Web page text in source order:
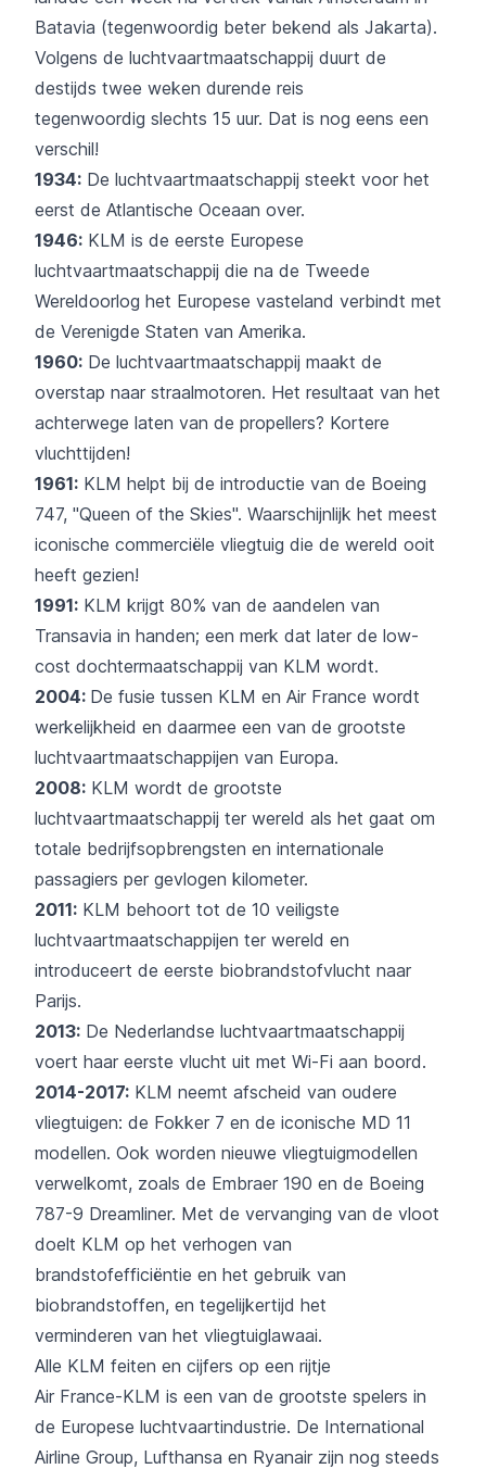
Batavia (tegenwoordig beter bekend als Jakarta).
Volgens de luchtvaartmaatschappij duurt de
destijds twee weken durende reis
tegenwoordig slechts 15 uur. Dat is nog eens een
verschil!
1934: De luchtvaartmaatschappij steekt voor het
eerst de Atlantische Oceaan over.
1946: KLM is de eerste Europese
luchtvaartmaatschappij die na de Tweede
Wereldoorlog het Europese vasteland verbindt met
de Verenigde Staten van Amerika.
1960: De luchtvaartmaatschappij maakt de
overstap naar straalmotoren. Het resultaat van het
achterwege laten van de propellers? Kortere
vluchttijden!
1961: KLM helpt bij de introductie van de Boeing
747, "Queen of the Skies". Waarschijnlijk het meest
iconische commerciële vliegtuig die de wereld ooit
heeft gezien!
1991: KLM krijgt 80% van de aandelen van
Transavia in handen; een merk dat later de low-
cost dochtermaatschappij van KLM wordt.
2004: De fusie tussen KLM en Air France wordt
werkelijkheid en daarmee een van de grootste
luchtvaartmaatschappijen van Europa.
2008: KLM wordt de grootste
luchtvaartmaatschappij ter wereld als het gaat om
totale bedrijfsopbrengsten en internationale
passagiers per gevlogen kilometer.
2011: KLM behoort tot de 10 veiligste
luchtvaartmaatschappijen ter wereld en
introduceert de eerste biobrandstofvlucht naar
Parijs.
2013: De Nederlandse luchtvaartmaatschappij
voert haar eerste vlucht uit met Wi-Fi aan boord.
2014-2017: KLM neemt afscheid van oudere
vliegtuigen: de Fokker 7 en de iconische MD 11
modellen. Ook worden nieuwe vliegtuigmodellen
verwelkomt, zoals de Embraer 190 en de Boeing
787-9 Dreamliner. Met de vervanging van de vloot
doelt KLM op het verhogen van
brandstofefficiëntie en het gebruik van
biobrandstoffen, en tegelijkertijd het
verminderen van het vliegtuiglawaai.
Alle KLM feiten en cijfers op een rijtje
Air France-KLM is een van de grootste spelers in
de Europese luchtvaartindustrie. De International
Airline Group, Lufthansa en Ryanair zijn nog steeds